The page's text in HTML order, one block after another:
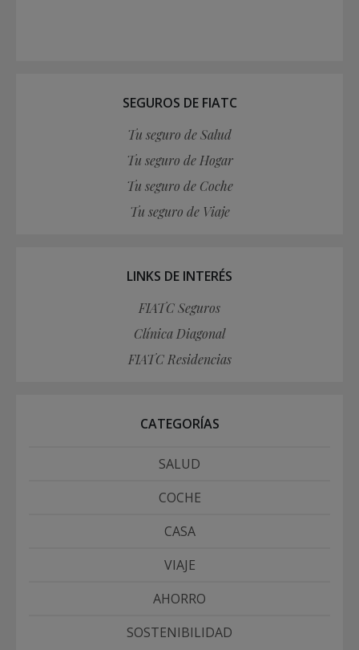
SEGUROS DE FIATC
Tu seguro de Salud
Tu seguro de Hogar
Tu seguro de Coche
Tu seguro de Viaje
LINKS DE INTERÉS
FIATC Seguros
Clínica Diagonal
FIATC Residencias
CATEGORÍAS
SALUD
COCHE
CASA
VIAJE
AHORRO
SOSTENIBILIDAD